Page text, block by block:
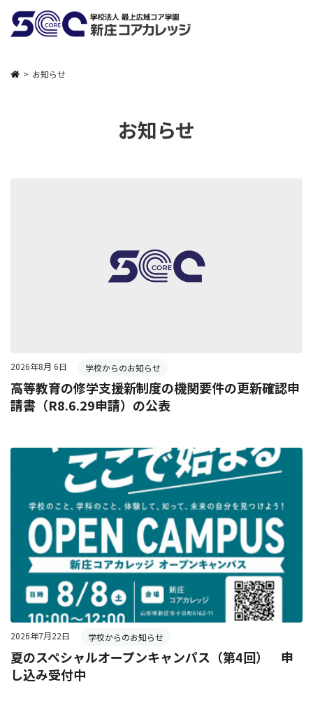
お知らせ
お知らせ
2026年8月 6日 学校からのお知らせ
高等教育の修学支援新制度の機関要件の更新確認申
請書（R8.6.29申請）の公表
2026年7月22日 学校からのお知らせ
夏のスペシャルオープンキャンパス（第4回） 申
し込み受付中